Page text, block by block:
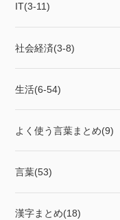
IT(3-11)
社会経済(3-8)
生活(6-54)
よく使う言葉まとめ(9)
言葉(53)
漢字まとめ(18)